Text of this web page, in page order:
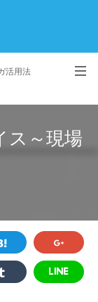
活用法
社概要
ス～現場